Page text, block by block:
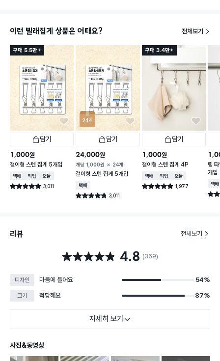
이런 빨래집게 상품은 어때요? 전체보기
구매 5.5만+
담기
1,000원
걸이형 스텐 집게 5개입
택배배송매장픽업오늘배송
별점 4.9점 3,011
건 작성
24개
담기
24,000원
개당 1,000원 24개
걸이형 스텐 집게 5개입
택배배송
별점 4.8점 3,011
건 작성
구매 3.4만+
담기
1,000원
걸이형 스텐 집게 4P
택배배송매장픽업오늘배송
별점 4.9점 1,977
건 작성
링
개입
택배
별점
리뷰 전체보기
별점 4.8점 4.8 (369)
디자인 마음에 들어요 54%
크기 적당해요 87%
자세히 보기
사진&동영상